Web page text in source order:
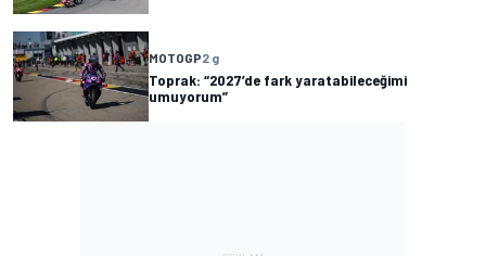
MOTOGP2 g
Toprak: “2027’de fark yaratabileceğimi
umuyorum”